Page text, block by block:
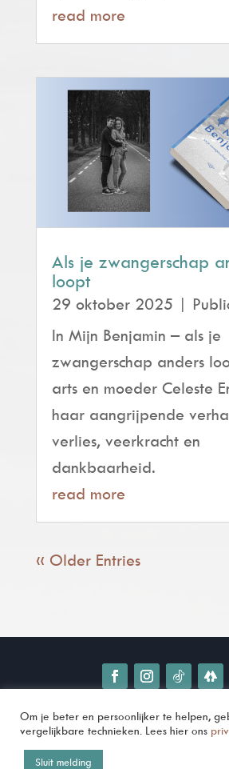
read more
Als je zwangerschap
loopt
29 oktober 2025 |
In Mijn Benjamin – als je
zwangerschap anders
arts en moeder Celeste
haar aangrijpende
verlies, veerkracht en
dankbaarheid.
read more
« Older Entries
© 2025 Avenir
Algemene voorwaarden
Om je beter en persoonlijker te helpen,
vergelijkbare technieken. Lees hier ons
Sluit melding